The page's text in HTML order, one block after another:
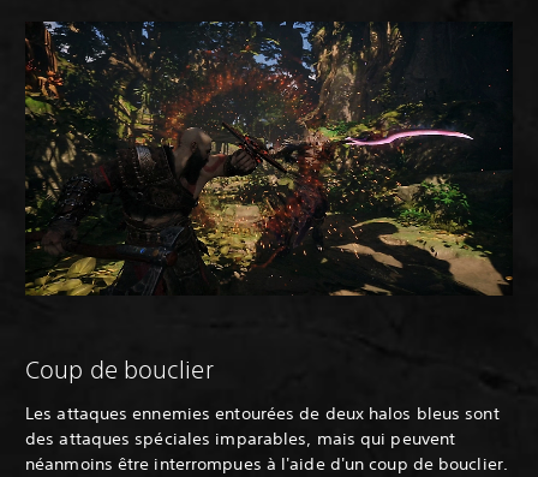
Coup de bouclier
Les attaques ennemies entourées de deux halos bleus sont
des attaques spéciales imparables, mais qui peuvent
néanmoins être interrompues à l'aide d'un coup de bouclier.